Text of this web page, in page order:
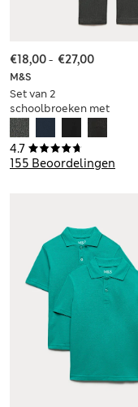
4.7
155 Beoordelingen
M&S
Set van 2
schoolbroeken met
smalle pijpen voor
jongens (2-18 jaar)
€18,00- €27,00